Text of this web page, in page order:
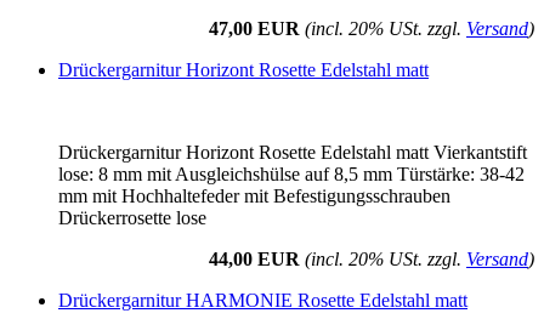
47,00 EUR (incl. 20% USt. zzgl. Versand)
Drückergarnitur Horizont Rosette Edelstahl matt
Drückergarnitur Horizont Rosette Edelstahl matt Vierkantstift
lose: 8 mm mit Ausgleichshülse auf 8,5 mm Türstärke: 38-42
mm mit Hochhaltefeder mit Befestigungsschrauben
Drückerrosette lose
44,00 EUR (incl. 20% USt. zzgl. Versand)
Drückergarnitur HARMONIE Rosette Edelstahl matt